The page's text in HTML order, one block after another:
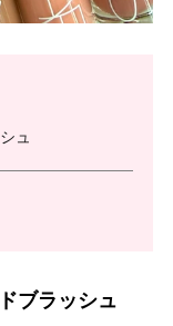
ュ
ブラッシュ